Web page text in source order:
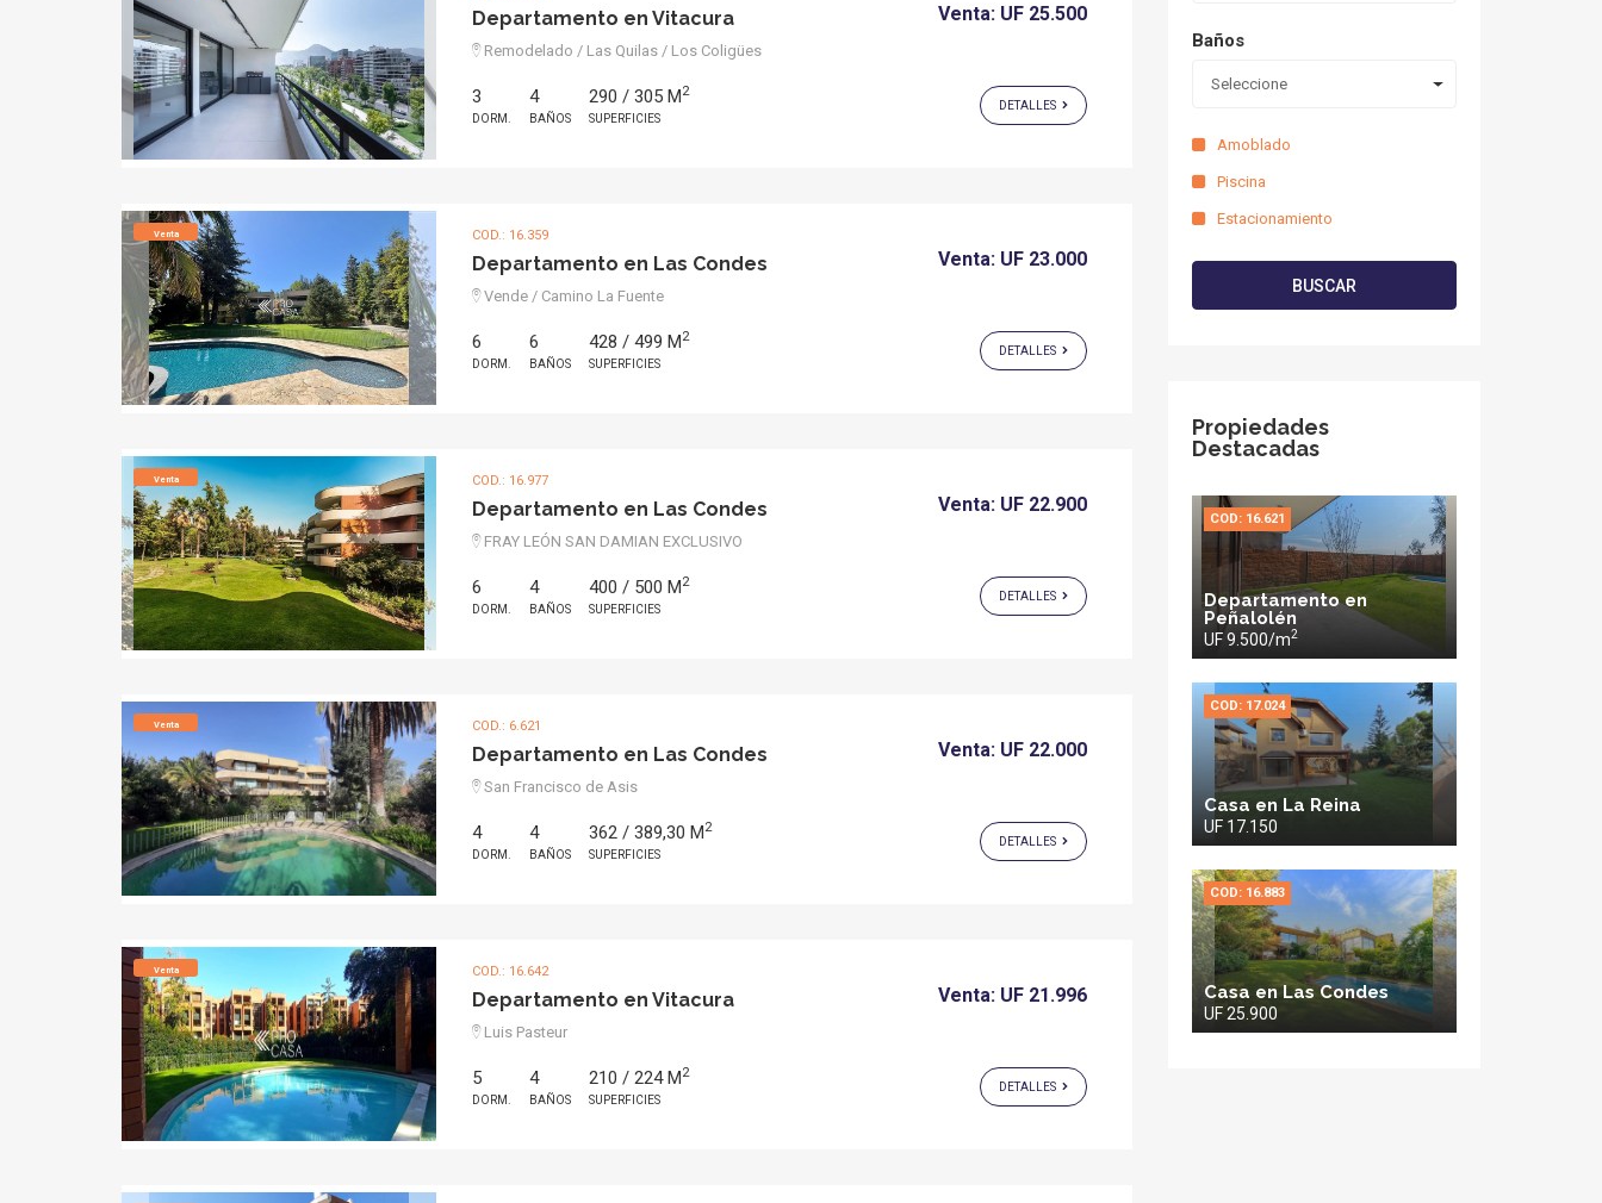
Departamento en Vitacura
Remodelado / Las Quilas / Los Coligües
Venta: UF 25.500
3
DORM.
4
BAÑOS
290 / 305 M2
SUPERFICIES
DETALLES
Venta COD.: 16.359
Departamento en Las Condes
Vende / Camino La Fuente
Venta: UF 23.000
6
DORM.
6
BAÑOS
428 / 499 M2
SUPERFICIES
DETALLES
Venta COD.: 16.977
Departamento en Las Condes
FRAY LEÓN SAN DAMIAN EXCLUSIVO
Venta: UF 22.900
6
DORM.
4
BAÑOS
400 / 500 M2
SUPERFICIES
DETALLES
Venta COD.: 6.621
Departamento en Las Condes
San Francisco de Asis
Venta: UF 22.000
4
DORM.
4
BAÑOS
362 / 389,30 M2
SUPERFICIES
DETALLES
Venta COD.: 16.642
Departamento en Vitacura
Luis Pasteur
Venta: UF 21.996
5
DORM.
4
BAÑOS
210 / 224 M2
SUPERFICIES
DETALLES
Baños
Seleccione
Amoblado
Piscina
Estacionamiento
BUSCAR
Propiedades
Destacadas
COD: 16.621
Departamento en
Peñalolén
UF 9.500/m2
COD: 17.024
Casa en La Reina
UF 17.150
COD: 16.883
Casa en Las Condes
UF 25.900